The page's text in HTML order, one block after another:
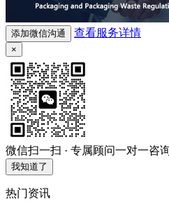
添加微信沟通 查看服务详情
×
微信扫一扫 · 专属顾问一对一咨
我知道了
热门资讯